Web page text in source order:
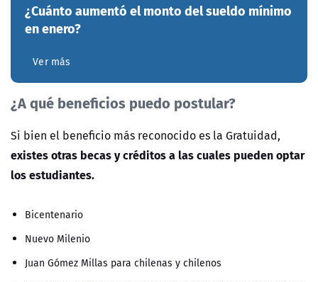
¿Cuánto aumentó el monto del sueldo mínimo
en enero?
Ver más
¿A qué beneficios puedo postular?
Si bien el beneficio más reconocido es la Gratuidad,
existes otras becas y créditos a las cuales pueden optar
los estudiantes.
Bicentenario
Nuevo Milenio
Juan Gómez Millas para chilenas y chilenos